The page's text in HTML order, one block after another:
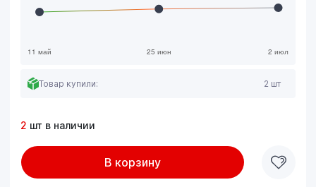
Товар купили: 2 шт
2 шт в наличии
В корзину